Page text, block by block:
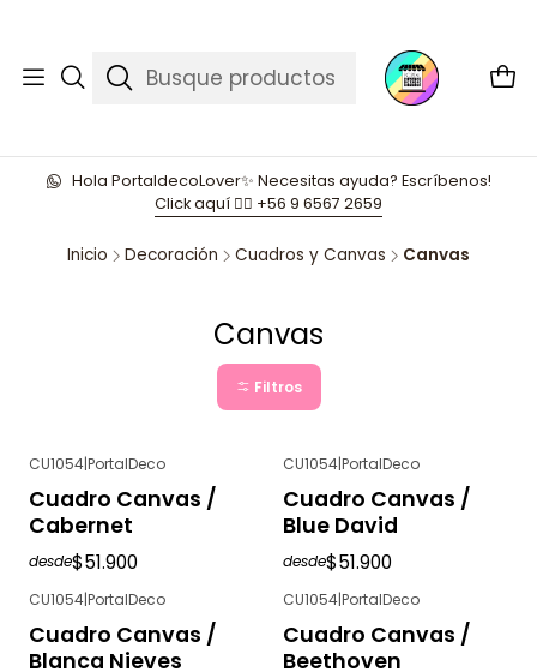
Hola PortaldecoLover✨ Necesitas ayuda? Escríbenos!
Click aquí 👉🏼 +56 9 6567 2659
Inicio Decoración Cuadros y Canvas Canvas
Canvas
Filtros
CU1054|PortalDeco
Cuadro Canvas /
Cabernet
desde$51.900
CU1054|PortalDeco
Cuadro Canvas /
Blue David
desde$51.900
CU1054|PortalDeco
Cuadro Canvas /
Blanca Nieves
CU1054|PortalDeco
Cuadro Canvas /
Beethoven